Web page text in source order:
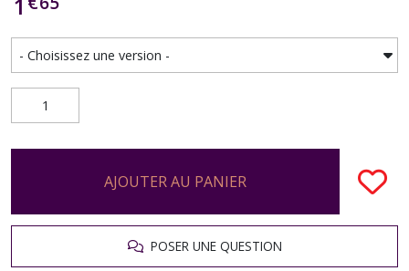
AJOUTER AU PANIER
POSER UNE QUESTION